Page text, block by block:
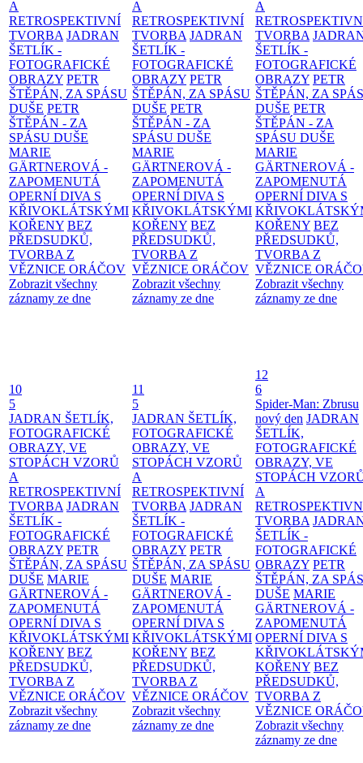
A
RETROSPEKTIVNÍ
TVORBA JADRAN
ŠETLÍK -
FOTOGRAFICKÉ
OBRAZY PETR
ŠTĚPÁN, ZA SPÁSU
DUŠE PETR
ŠTĚPÁN - ZA
SPÁSU DUŠE
MARIE
GÄRTNEROVÁ -
ZAPOMENUTÁ
OPERNÍ DIVA S
KŘIVOKLÁTSKÝMI
KOŘENY BEZ
PŘEDSUDKŮ,
TVORBA Z
VĚZNICE ORÁČOV
Zobrazit všechny
záznamy ze dne
A
RETROSPEKTIVNÍ
TVORBA JADRAN
ŠETLÍK -
FOTOGRAFICKÉ
OBRAZY PETR
ŠTĚPÁN, ZA SPÁSU
DUŠE PETR
ŠTĚPÁN - ZA
SPÁSU DUŠE
MARIE
GÄRTNEROVÁ -
ZAPOMENUTÁ
OPERNÍ DIVA S
KŘIVOKLÁTSKÝMI
KOŘENY BEZ
PŘEDSUDKŮ,
TVORBA Z
VĚZNICE ORÁČOV
Zobrazit všechny
záznamy ze dne
A
TVORBA
ŠETLÍK -
FOTOGRAFICKÉ
OBRAZY PETR
ŠTĚPÁN, ZA
DUŠE PETR
ŠTĚPÁN - ZA
SPÁSU DUŠE
MARIE
GÄRTNEROVÁ -
ZAPOMENUTÁ
OPERNÍ DIVA S
KOŘENY BEZ
PŘEDSUDKŮ,
TVORBA Z
VĚZNICE
Zobrazit všechny
záznamy ze dne
10
5
JADRAN ŠETLÍK,
FOTOGRAFICKÉ
OBRAZY, VE
STOPÁCH VZORŮ
A
RETROSPEKTIVNÍ
TVORBA JADRAN
ŠETLÍK -
FOTOGRAFICKÉ
OBRAZY PETR
ŠTĚPÁN, ZA SPÁSU
DUŠE MARIE
GÄRTNEROVÁ -
ZAPOMENUTÁ
OPERNÍ DIVA S
KŘIVOKLÁTSKÝMI
KOŘENY BEZ
PŘEDSUDKŮ,
TVORBA Z
VĚZNICE ORÁČOV
Zobrazit všechny
záznamy ze dne
11
5
JADRAN ŠETLÍK,
FOTOGRAFICKÉ
OBRAZY, VE
STOPÁCH VZORŮ
A
RETROSPEKTIVNÍ
TVORBA JADRAN
ŠETLÍK -
FOTOGRAFICKÉ
OBRAZY PETR
ŠTĚPÁN, ZA SPÁSU
DUŠE MARIE
GÄRTNEROVÁ -
ZAPOMENUTÁ
OPERNÍ DIVA S
KŘIVOKLÁTSKÝMI
KOŘENY BEZ
PŘEDSUDKŮ,
TVORBA Z
VĚZNICE ORÁČOV
Zobrazit všechny
záznamy ze dne
12
6
Spider-Man: Zbrusu
nový den JADRAN
ŠETLÍK,
FOTOGRAFICKÉ
OBRAZY, VE
STOPÁCH
A
TVORBA
ŠETLÍK -
FOTOGRAFICKÉ
OBRAZY PETR
ŠTĚPÁN, ZA
DUŠE MARIE
GÄRTNEROVÁ -
ZAPOMENUTÁ
OPERNÍ DIVA S
KOŘENY BEZ
PŘEDSUDKŮ,
TVORBA Z
VĚZNICE
Zobrazit všechny
záznamy ze dne